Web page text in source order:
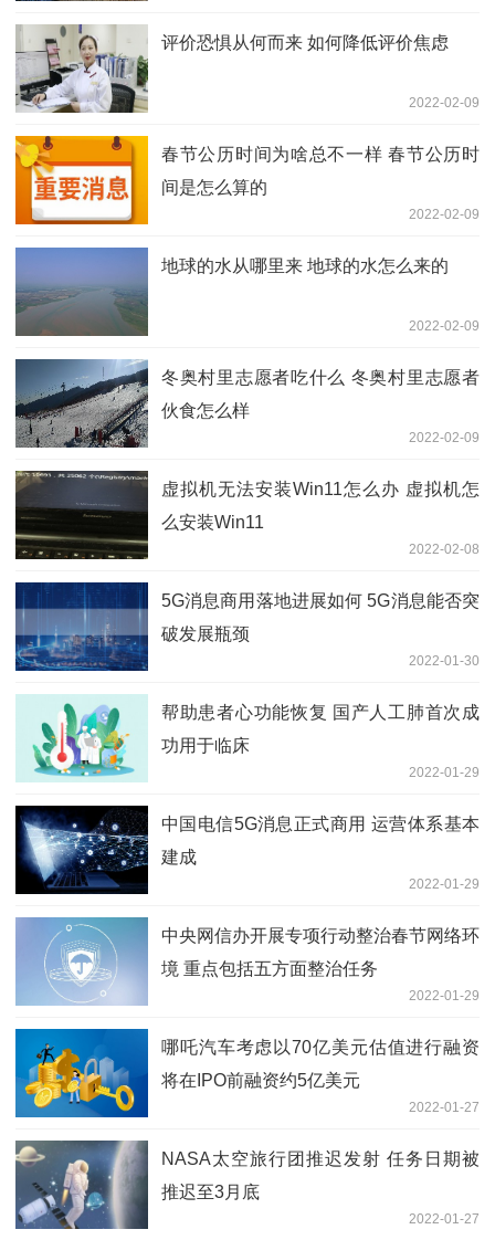
评价恐惧从何而来 如何降低评价焦虑
2022-02-09
春节公历时间为啥总不一样 春节公历时
间是怎么算的
2022-02-09
地球的水从哪里来 地球的水怎么来的
2022-02-09
冬奥村里志愿者吃什么 冬奥村里志愿者
伙食怎么样
2022-02-09
虚拟机无法安装Win11怎么办 虚拟机怎
么安装Win11
2022-02-08
5G消息商用落地进展如何 5G消息能否突
破发展瓶颈
2022-01-30
帮助患者心功能恢复 国产人工肺首次成
功用于临床
2022-01-29
中国电信5G消息正式商用 运营体系基本
建成
2022-01-29
中央网信办开展专项行动整治春节网络环
境 重点包括五方面整治任务
2022-01-29
哪吒汽车考虑以70亿美元估值进行融资
将在IPO前融资约5亿美元
2022-01-27
NASA太空旅行团推迟发射 任务日期被
推迟至3月底
2022-01-27